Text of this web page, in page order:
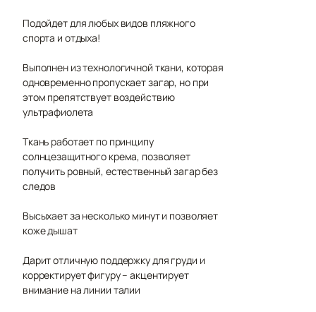
Подойдет для любых видов пляжного
спорта и отдыха!
Выполнен из технологичной ткани, которая
одновременно пропускает загар, но при
этом препятствует воздействию
ультрафиолета
Ткань работает по принципу
солнцезащитного крема, позволяет
получить ровный, естественный загар без
следов
Высыхает за несколько минут и позволяет
коже дышат
Дарит отличную поддержку для груди и
корректирует фигуру – акцентирует
внимание на линии талии